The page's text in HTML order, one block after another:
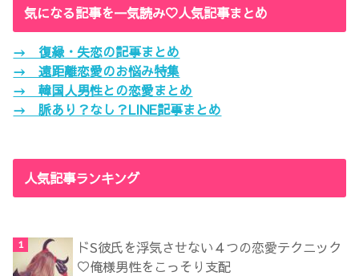
気になる記事を一気読み♡人気記事まとめ
→ 復縁・失恋の記事まとめ
→ 遠距離恋愛のお悩み特集
→ 韓国人男性との恋愛まとめ
→ 脈あり？なし？LINE記事まとめ
人気記事ランキング
ドS彼氏を浮気させない４つの恋愛テクニック
♡俺様男性をこっそり支配